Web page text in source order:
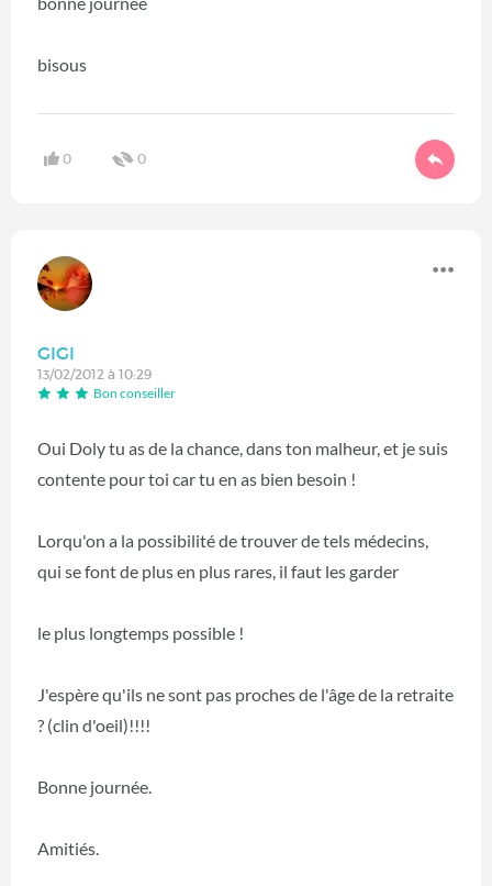
bisous
0 0
GIGI
13/02/2012 à 10:29
Bon conseiller
Oui Doly tu as de la chance, dans ton malheur, et je suis
contente pour toi car tu en as bien besoin !
Lorqu'on a la possibilité de trouver de tels médecins,
qui se font de plus en plus rares, il faut les garder
le plus longtemps possible !
J'espère qu'ils ne sont pas proches de l'âge de la retraite
? (clin d'oeil)!!!!
Bonne journée.
Amitiés.